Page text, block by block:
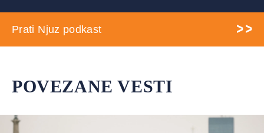
Prati Njuz podkast
POVEZANE VESTI